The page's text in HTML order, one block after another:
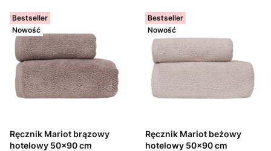
Bestseller
Nowość
Ręcznik Mariot brązowy
hotelowy 50x90 cm
Bestseller
Nowość
Ręcznik Mariot beżowy
hotelowy 50x90 cm